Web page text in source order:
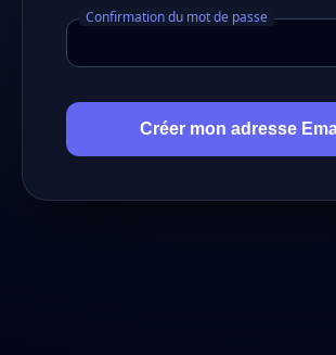
Confirmation du mot de passe
Créer mon adresse